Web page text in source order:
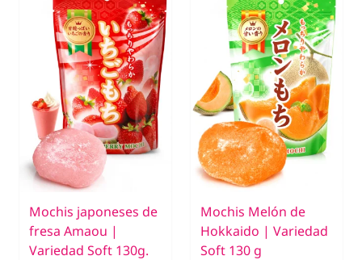
Mochis japoneses de
fresa Amaou |
Variedad Soft 130g.
Mochis Melón de
Hokkaido | Variedad
Soft 130 g